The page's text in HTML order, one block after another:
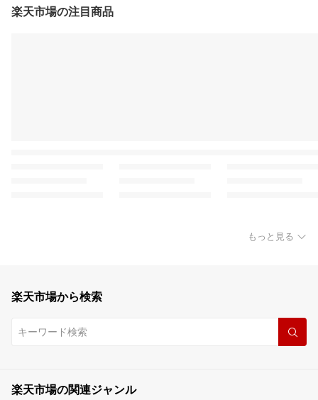
楽天市場の注目商品
もっと見る
楽天市場から検索
楽天市場の関連ジャンル